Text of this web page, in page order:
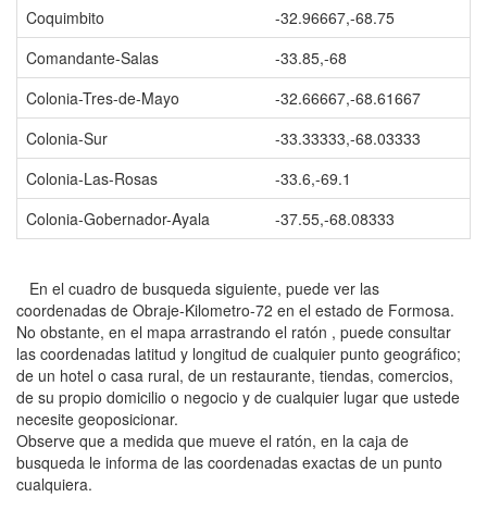
Coquimbito
-32.96667,-68.75
Comandante-Salas
-33.85,-68
Colonia-Tres-de-Mayo
-32.66667,-68.61667
Colonia-Sur
-33.33333,-68.03333
Colonia-Las-Rosas
-33.6,-69.1
Colonia-Gobernador-Ayala
-37.55,-68.08333
En el cuadro de busqueda siguiente, puede ver las
coordenadas de Obraje-Kilometro-72 en el estado de Formosa.
No obstante, en el mapa arrastrando el ratón , puede consultar
las coordenadas latitud y longitud de cualquier punto geográfico;
de un hotel o casa rural, de un restaurante, tiendas, comercios,
de su propio domicilio o negocio y de cualquier lugar que ustede
necesite geoposicionar.
Observe que a medida que mueve el ratón, en la caja de
busqueda le informa de las coordenadas exactas de un punto
cualquiera.